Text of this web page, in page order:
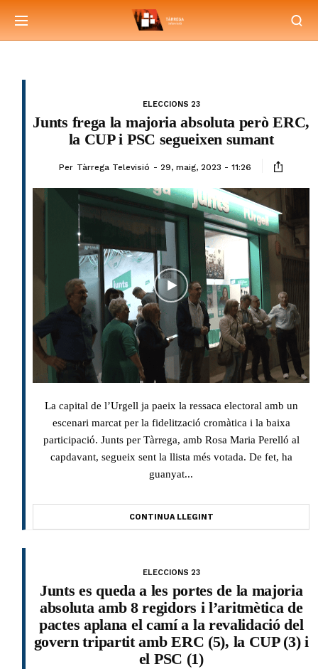
ELECCIONS 23
Junts frega la majoria absoluta però ERC,
la CUP i PSC segueixen sumant
Per Tàrrega Televisió 29, maig, 2023 - 11:26
La capital de l’Urgell ja paeix la ressaca electoral amb un
escenari marcat per la fidelització cromàtica i la baixa
participació. Junts per Tàrrega, amb Rosa Maria Perelló al
capdavant, segueix sent la llista més votada. De fet, ha
guanyat...
CONTINUA LLEGINT
ELECCIONS 23
Junts es queda a les portes de la majoria
absoluta amb 8 regidors i l’aritmètica de
pactes aplana el camí a la revalidació del
govern tripartit amb ERC (5), la CUP (3) i
el PSC (1)